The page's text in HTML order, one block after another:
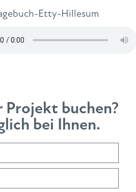
Etty-Hillesum
buchen?
bei Ihnen.